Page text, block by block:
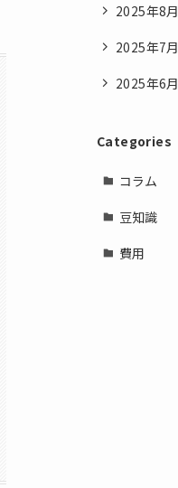
2025年8月
2025年7月
2025年6月
Categories
コラム
豆知識
費用